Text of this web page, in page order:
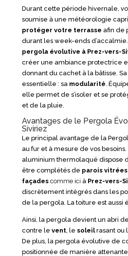
Durant cette période hivernale,
soumise à une météorologie
protéger votre terrasse afin de
durant les week-ends
pergola évolutive à Prez-vers-
créer une ambiance protectrice
donnant du cachet à la bâtisse.
essentielle : sa modularité .
elle permet de s’isoler et se
et de la pluie.
Avantages de le Pergola
Siviriez
Le principal avantage de la
au fur et à mesure de vos
aluminium thermolaqué dispose
être complétés de parois vitrées
façades comme ici à Prez-vers-
discrètement intégrés dans les
de la pergola. La toiture est aussi
Ainsi, la pergola devient un abri
contre le vent, le soleilrasant ou
De plus, la pergola évolutive de
positionnée de manière attenante